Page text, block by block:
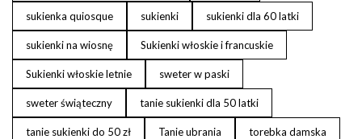
sukienka quiosque sukienki sukienki dla 60 latki
sukienki na wiosnę Sukienki włoskie i francuskie
Sukienki włoskie letnie sweter w paski
sweter świąteczny tanie sukienki dla 50 latki
tanie sukienki do 50 zł Tanie ubrania torebka damska